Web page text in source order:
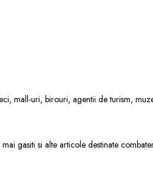
mall-uri, birouri, agentii de turism,
mai gasiti si alte articole destinate